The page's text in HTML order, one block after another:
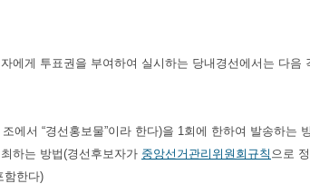
에게 투표권을 부여하여 실시하는 당내경선에서는 다음
에서 “경선홍보물”이라 한다)을 1회에 한하여 발송하는
하는 방법(경선후보자가 중앙선거관리위원회규칙 으로
함한다)